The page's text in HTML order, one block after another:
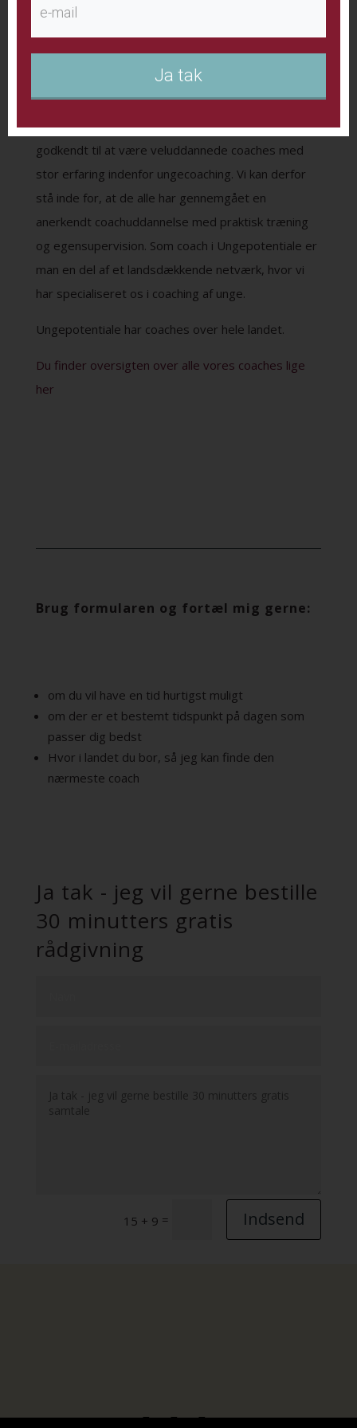
coach, der har tid til at tale med ham eller hende
Professionelle coaches
Alle vores coaches i Ungepotentiale er
professionelle coaches, som Ungepotentiale har
godkendt til at være veluddannede coaches med
stor erfaring indenfor ungecoaching. Vi kan derfor
stå inde for, at de alle har gennemgået en
anerkendt coachuddannelse med praktisk træning
og egensupervision. Som coach i Ungepotentiale er
man en del af et landsdækkende netværk, hvor vi
har specialiseret os i coaching af unge.
Ungepotentiale har coaches over hele landet.
Du finder oversigten over alle vores coaches lige
her
Brug formularen og fortæl mig gerne:
om du vil have en tid hurtigst muligt
om der er et bestemt tidspunkt på dagen som
passer dig bedst
Hvor i landet du bor, så jeg kan finde den
nærmeste coach
Ja tak - jeg vil gerne bestille
30 minutters gratis
rådgivning
15 + 9 = Indsend
Ja tak